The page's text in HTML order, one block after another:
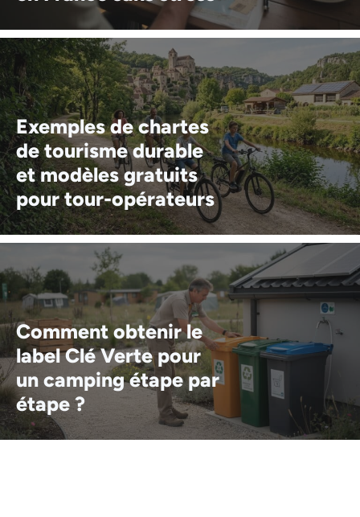
Exemples de chartes
de tourisme durable
et modèles gratuits
pour tour-opérateurs
Comment obtenir le
label Clé Verte pour
un camping étape par
étape ?